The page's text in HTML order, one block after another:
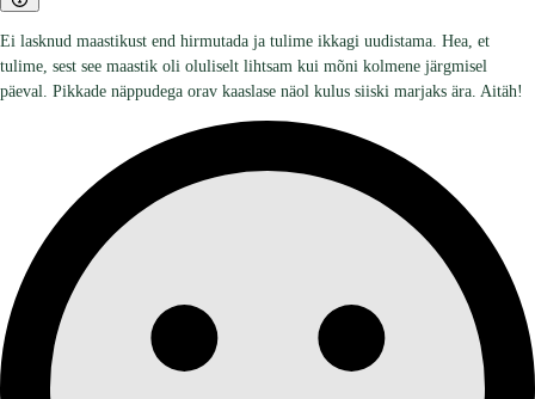
Ei lasknud maastikust end hirmutada ja tulime ikkagi uudistama. Hea, et
tulime, sest see maastik oli oluliselt lihtsam kui mõni kolmene järgmisel
päeval. Pikkade näppudega orav kaaslase näol kulus siiski marjaks ära. Aitäh!